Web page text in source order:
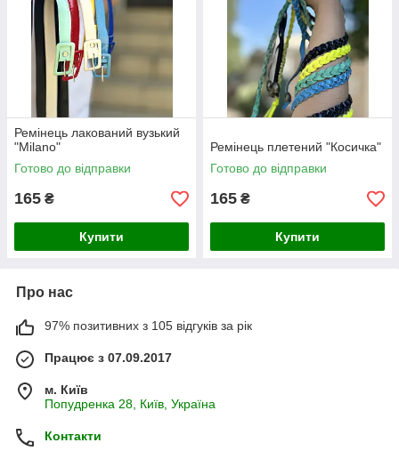
Ремінець лакований вузький
"Milano"
Готово до відправки
165 ₴
Купити
Ремінець плетений "Косичка"
Готово до відправки
165 ₴
Купити
Про нас
97% позитивних з 105 відгуків за рік
Працює з 07.09.2017
м. Київ
Попудренка 28, Київ, Україна
Контакти